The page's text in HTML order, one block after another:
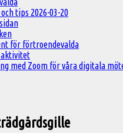
tips 2026-03-20
för förtroendevalda
aktivitet
med Zoom för våra digitala